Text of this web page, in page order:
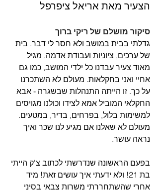
הצעיר מאת אריאל ציפרפל
סיקור מושלם של ריקי ברוך
גדלתי בבית במושב ולא חסר לי דבר. בית
של ערכים, ציוניות ועבודת אדמה. מגיל
מאוד צעיר עבדנו כל ילדי המושב, כמו גם
אחיי ואני בחקלאות. מעולם לא השתכרנו
על כך. זו הייתה התנהלות שבשגרה - אבא
החקלאי המוביל אמא לצידו וכולנו מגויסים
למשימות בלול, בפרחים, בדיר, במטעים.
מעולם לא שאלנו אם מגיע לנו שכר ואיך
נראה עושר.
בפעם הראשונה שנדרשתי לכתוב צ'ק הייתי
בת 21! ולא ידעתי איך עושים זאת! מיד
אחרי שהשתחררתי משרות צבאי בסיני